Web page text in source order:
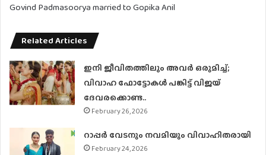
Govind Padmasoorya married to Gopika Anil
Related Articles
ഇനി ജീവിതത്തിലും അവർ ഒരുമിച്ച്;
വിവാഹ ഫോട്ടോകൾ പങ്കിട്ട് വിജയ്
ദേവരക്കൊണ്ട..
February 26, 2026
റാപ്പർ വേടനും നവമിയും വിവാഹിതരായി
February 24, 2026